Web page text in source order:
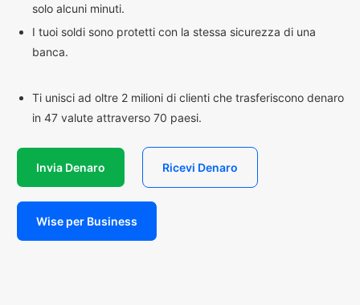
solo alcuni minuti.
I tuoi soldi sono protetti con la stessa sicurezza di una
banca.
Ti unisci ad oltre 2 milioni di clienti che trasferiscono denaro
in 47 valute attraverso 70 paesi.
Invia Denaro Ricevi Denaro
Wise per Business